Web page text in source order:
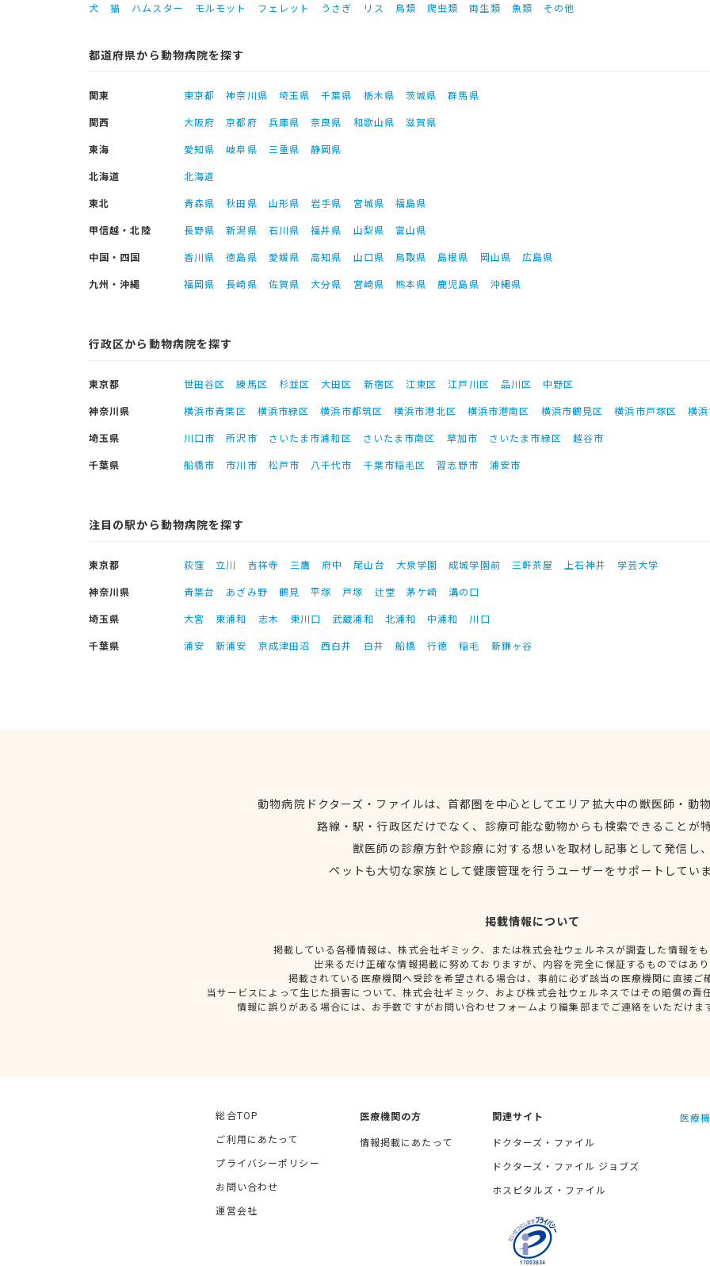
犬 猫 ハムスター モルモット フェレット うさぎ リス 鳥類 爬虫類 両生類 魚類 その他
都道府県から動物病院を探す
関東 東京都 神奈川県 埼玉県 千葉県 栃木県 茨城県
群馬県
関西
大阪府 京都府 兵庫県 奈良県 和歌山県
滋賀県
東海
愛知県 岐阜県 三重県
静岡県
北海道
北海道
東北
青森県 秋田県 山形県 岩手県 宮城県
福島県
甲信越・北陸
長野県 新潟県 石川県 福井県 山梨県
富山県
中国・四国
香川県 徳島県 愛媛県 高知県 山口県 鳥取県 島根県 岡山県
広島県
九州・沖縄
福岡県 長崎県 佐賀県 大分県 宮崎県 熊本県 鹿児島県 沖縄県
行政区から動物病院を探す
東京都 世田谷区 練馬区 杉並区 大田区 新宿区 江東区 江戸川区 品川区
中野区
神奈川県
横浜市青葉区 横浜市緑区 横浜市都筑区 横浜市港北区 横浜市港南区 横浜市鶴見区 横浜市戸塚区
横
埼玉県
川口市 所沢市 さいたま市浦和区 さいたま市南区 草加市 さいたま市緑区
越谷市
千葉県
船橋市 市川市 松戸市 八千代市 千葉市稲毛区 習志野市 浦安市
注目の駅から動物病院を探す
東京都 荻窪 立川 吉祥寺 三鷹 府中 尾山台 大泉学園 成城学園前 三軒茶屋 上石神井
学芸大学
神奈川県
青葉台 あざみ野 鶴見 平塚 戸塚 辻堂 茅ケ崎
溝の口
埼玉県
大宮 東浦和 志木 東川口 武蔵浦和 北浦和 中浦和
川口
千葉県
浦安 新浦安 京成津田沼 西白井 白井 船橋 行徳 稲毛 新鎌ヶ谷
動物病院ドクターズ・ファイルは、首都圏を中心としてエリア拡大中の獣医師・動
路線・駅・行政区だけでなく、診療可能な動物からも検索できることが
獣医師の診療方針や診療に対する想いを取材し記事として発信し
ペットも大切な家族として健康管理を行うユーザーをサポートしてい
掲載情報について
掲載している各種情報は、株式会社ギミック、または株式会社ウェルネスが調査した情報を
出来るだけ正確な情報掲載に努めておりますが、内容を完全に保証するものではあ
掲載されている医療機関へ受診を希望される場合は、事前に必ず該当の医療機関に直接ご
当サービスによって生じた損害について、株式会社ギミック、および株式会社ウェルネスではその賠償の責
情報に誤りがある場合には、お手数ですがお問い合わせフォームより編集部までご連絡をいただけま
総合TOP
ご利用にあたって
プライバシーポリシー
お問い合わせ
運営会社
医療機関の方
情報掲載にあたって
関連サイト
ドクターズ・ファイル
ドクターズ・ファイル ジョブズ
ホスピタルズ・ファイル
医療